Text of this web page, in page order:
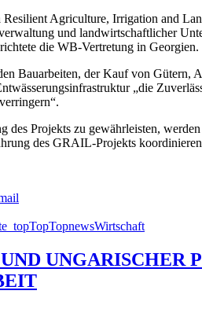
Agriculture, Irrigation and
und landwirtschaftlicher
die WB-Vertretung in Georgien.
Bauarbeiten, der Kauf von Gütern,
„die
des Projekts zu gewährleisten,
des GRAIL-Projekts
TopTopnewsWirtschaft
UNGARISCHER